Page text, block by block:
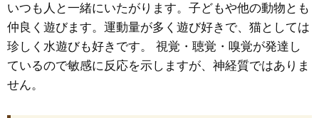
いつも人と一緒にいたがります。子どもや他の動物とも
仲良く遊びます。運動量が多く遊び好きで、猫としては
珍しく水遊びも好きです。 視覚・聴覚・嗅覚が発達し
ているので敏感に反応を示しますが、神経質ではありま
せん。